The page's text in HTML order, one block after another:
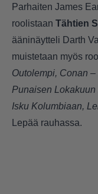
Parhaiten James
roolistaan Tähtien
ääninäytteli Darth
muistetaan myös
Outolempi, Conan
Punaisen
Isku Kolumbiaan,
Lepää rauhassa.